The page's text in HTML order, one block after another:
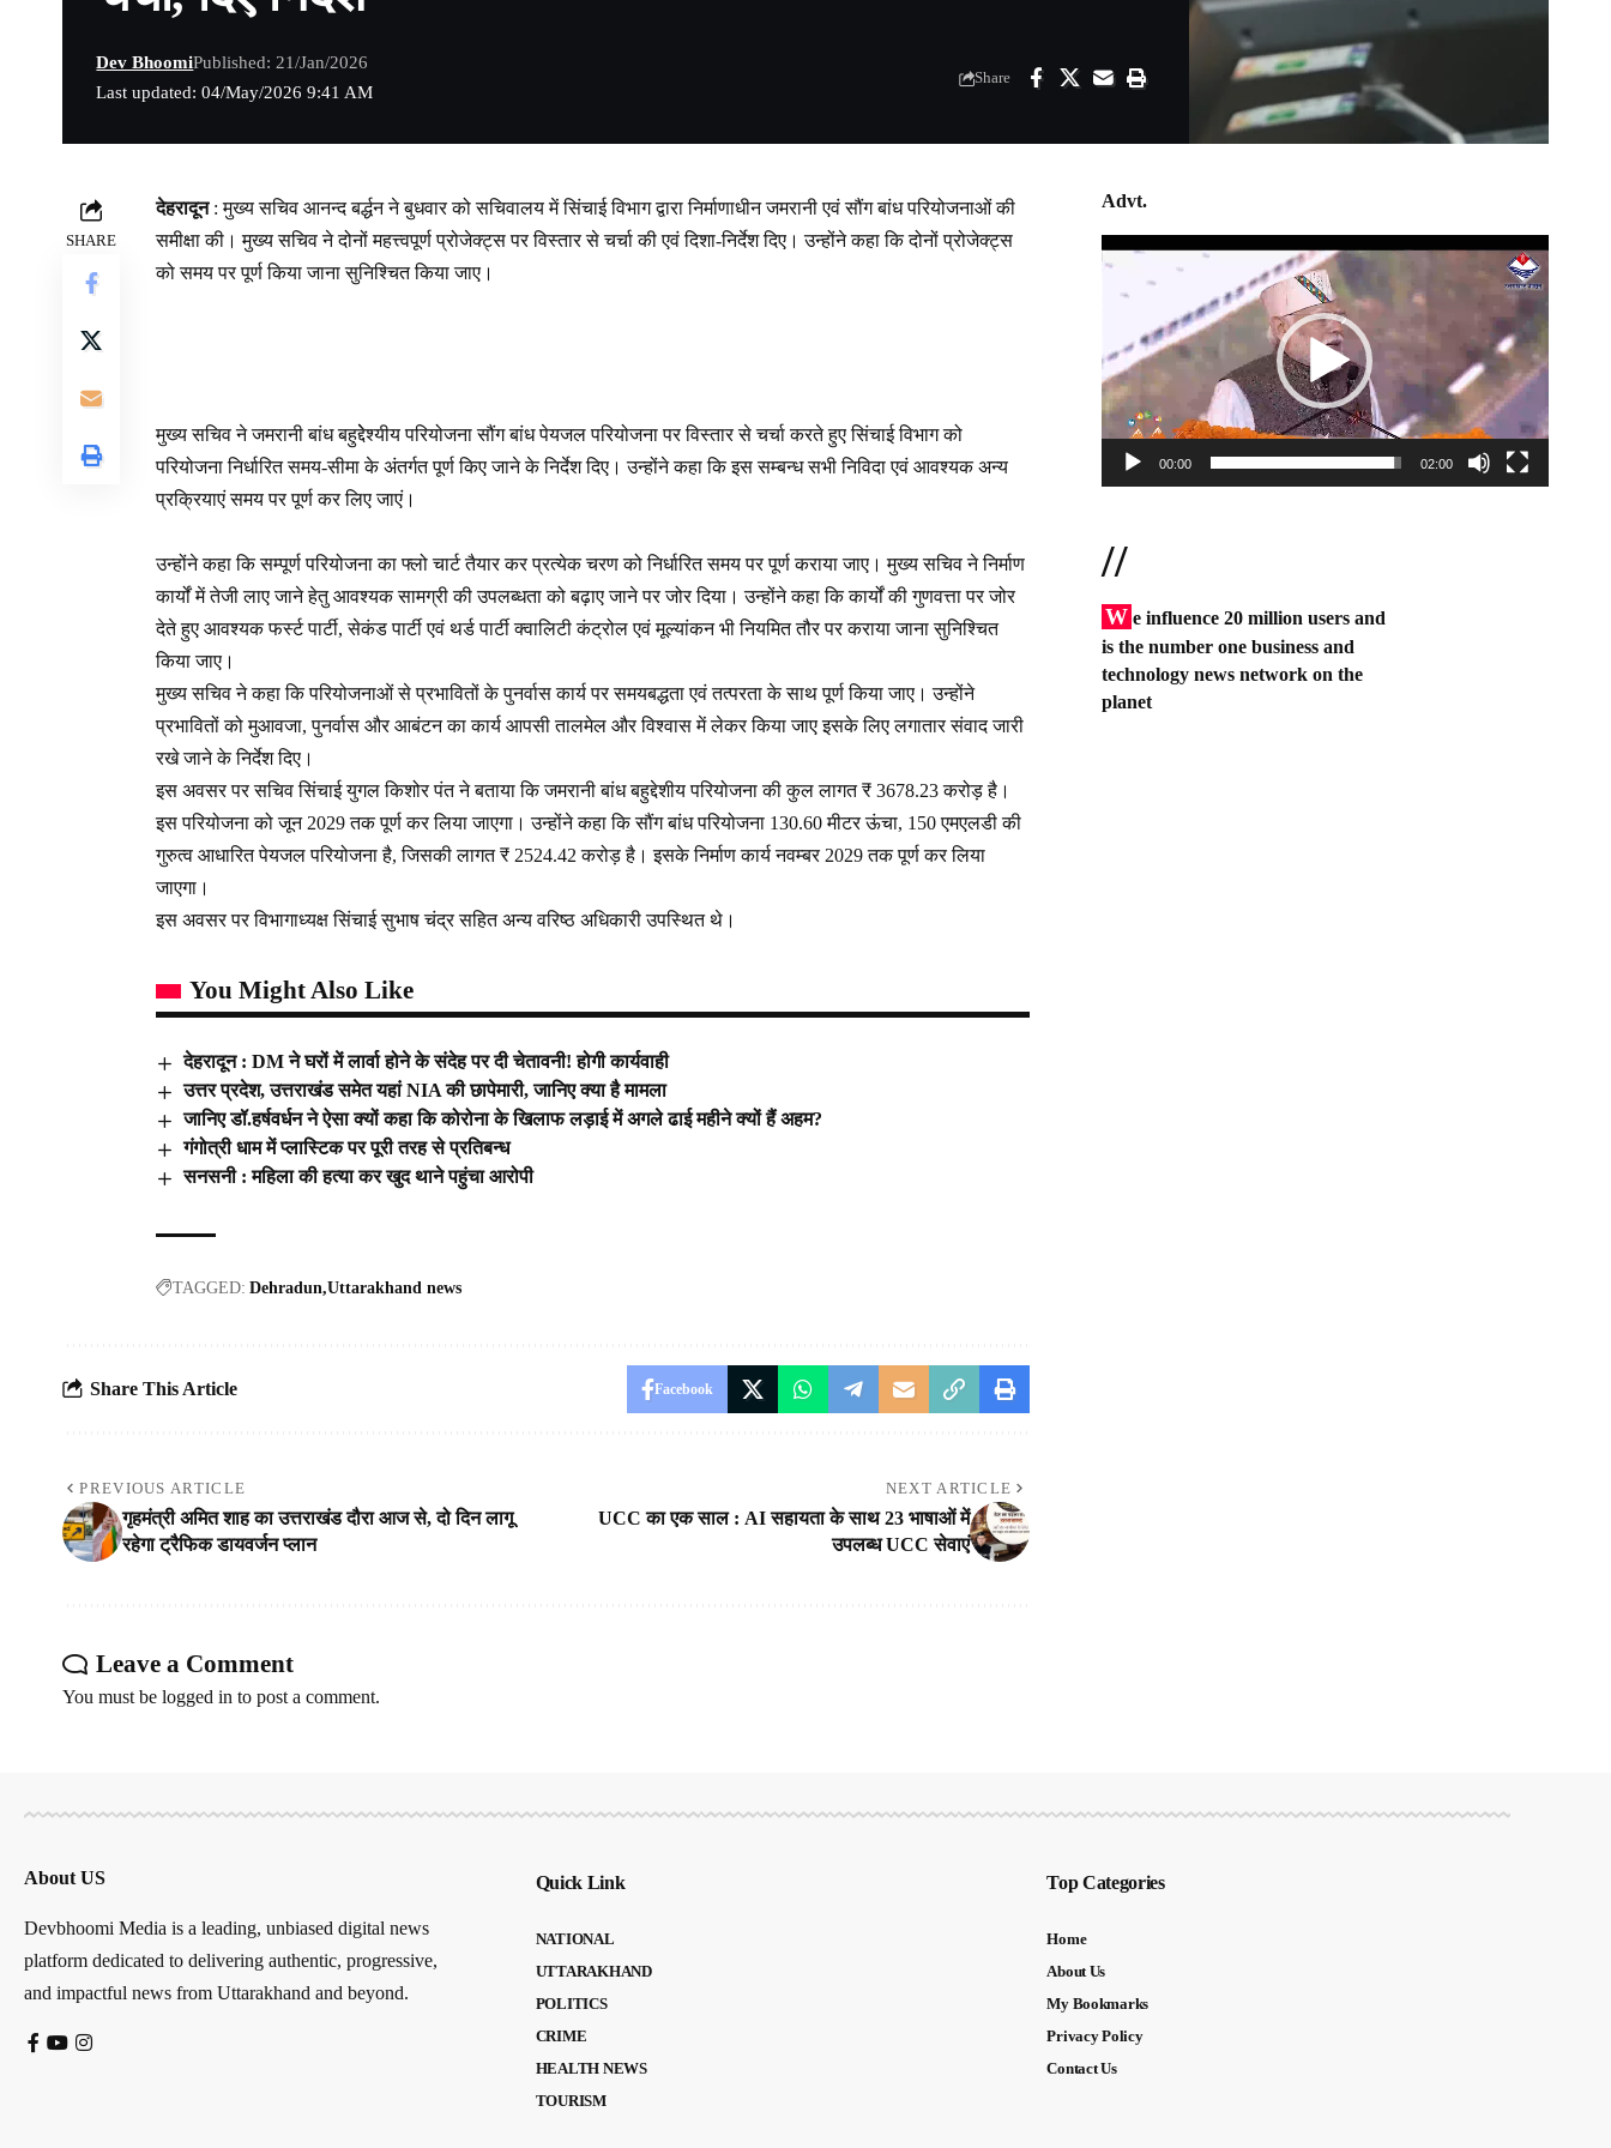
Last updated: 04/May/2026 9:41 AM
Dev BhoomiPublished: 21/Jan/2026
Share
SHARE
देहरादून: मुख्य सचिव आनन्द बर्द्धन ने बुधवार को सचिवालय में सिंचाई विभाग द्वारा निर्माणाधीन जमरानी एवं सौंग बांध परियोजनाओं की
समीक्षा की। मुख्य सचिव ने दोनों महत्त्वपूर्ण प्रोजेक्ट्स पर विस्तार से चर्चा की एवं दिशा-निर्देश दिए। उन्होंने कहा कि दोनों प्रोजेक्ट्स
को समय पर पूर्ण किया जाना सुनिश्चित किया जाए।
मुख्य सचिव ने जमरानी बांध बहुद्देेश्यीय परियोजना सौंग बांध पेयजल परियोजना पर विस्तार से चर्चा करते हुए सिंचाई विभाग को
परियोजना निर्धारित समय-सीमा के अंतर्गत पूर्ण किए जाने के निर्देश दिए। उन्होंने कहा कि इस सम्बन्ध सभी निविदा एवं आवश्यक अन्य
प्रक्रियाएं समय पर पूर्ण कर लिए जाएं।
उन्होंने कहा कि सम्पूर्ण परियोजना का फ्लो चार्ट तैयार कर प्रत्येक चरण को निर्धारित समय पर पूर्ण कराया जाए। मुख्य सचिव ने निर्माण
कार्यों में तेजी लाए जाने हेतु आवश्यक सामग्री की उपलब्धता को बढ़ाए जाने पर जोर दिया। उन्होंने कहा कि कार्यों की गुणवत्ता पर जोर
देते हुए आवश्यक फर्स्ट पार्टी, सेकंड पार्टी एवं थर्ड पार्टी क्वालिटी कंट्रोल एवं मूल्यांकन भी नियमित तौर पर कराया जाना सुनिश्चित
किया जाए।
मुख्य सचिव ने कहा कि परियोजनाओं से प्रभावितों के पुनर्वास कार्य पर समयबद्धता एवं तत्परता के साथ पूर्ण किया जाए। उन्होंने
प्रभावितों को मुआवजा, पुनर्वास और आबंटन का कार्य आपसी तालमेल और विश्वास में लेकर किया जाए इसके लिए लगातार संवाद जारी
रखे जाने के निर्देश दिए।
इस अवसर पर सचिव सिंचाई युगल किशोर पंत ने बताया कि जमरानी बांध बहुद्देशीय परियोजना की कुल लागत ₹ 3678.23 करोड़ है।
इस परियोजना को जून 2029 तक पूर्ण कर लिया जाएगा। उन्होंने कहा कि सौंग बांध परियोजना 130.60 मीटर ऊंचा, 150 एमएलडी की
गुरुत्व आधारित पेयजल परियोजना है, जिसकी लागत ₹ 2524.42 करोड़ है। इसके निर्माण कार्य नवम्बर 2029 तक पूर्ण कर लिया
जाएगा।
इस अवसर पर विभागाध्यक्ष सिंचाई सुभाष चंद्र सहित अन्य वरिष्ठ अधिकारी उपस्थित थे।
You Might Also Like
देहरादून : DM ने घरों में लार्वा होने के संदेह पर दी चेतावनी! होगी कार्यवाही
उत्तर प्रदेश, उत्तराखंड समेत यहां NIA की छापेमारी, जानिए क्या है मामला
जानिए डॉ.हर्षवर्धन ने ऐसा क्यों कहा कि कोरोना के खिलाफ लड़ाई में अगले ढाई महीने क्यों हैं अहम?
गंगोत्री धाम में प्लास्टिक पर पूरी तरह से प्रतिबन्ध
सनसनी : महिला की हत्या कर खुद थाने पहुंचा आरोपी
TAGGED: Dehradun Uttarakhand news
Share This Article Facebook
PREVIOUS ARTICLE
गृहमंत्री अमित शाह का उत्तराखंड दौरा आज से, दो दिन लागू
रहेगा ट्रैफिक डायवर्जन प्लान
NEXT ARTICLE
UCC का एक साल : AI सहायता के साथ 23 भाषाओं में
उपलब्ध UCC सेवाएं
Leave a Comment
You must be logged in to post a comment.
Advt.
Video
00:00 02:00
//
W e influence 20 million users and
is the number one business and
technology news network on the
planet
About US
Devbhoomi Media is a leading, unbiased digital news
platform dedicated to delivering authentic, progressive,
and impactful news from Uttarakhand and beyond.
Quick Link
NATIONAL
UTTARAKHAND
POLITICS
CRIME
HEALTH NEWS
TOURISM
Top Categories
Home
About Us
My Bookmarks
Privacy Policy
Contact Us